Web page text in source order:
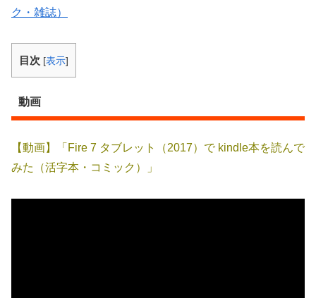
ク・雑誌）
目次 [表示]
動画
【動画】「Fire 7 タブレット（2017）で kindle本を読んで
みた（活字本・コミック）」